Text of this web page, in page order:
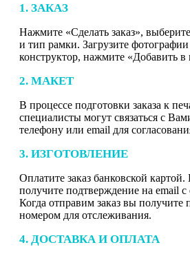
1. ЗАКАЗ
Нажмите «Сделать заказ»,
и тип рамки. Загрузите
конструктор, нажмите «Добавить в
2. МАКЕТ
В процессе подготовки заказа к
специалисты могут связаться с
телефону или email для
3. ИЗГОТОВЛЕНИЕ
Оплатите заказ банковской
получите подтверждение на email с
Когда отправим заказ вы получите
номером для отслеживания.
4. ДОСТАВКА И ОПЛАТА